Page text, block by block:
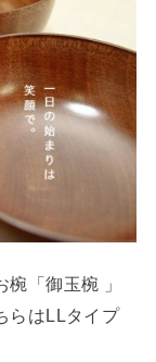
「御玉椀 」
らはLLタイプ